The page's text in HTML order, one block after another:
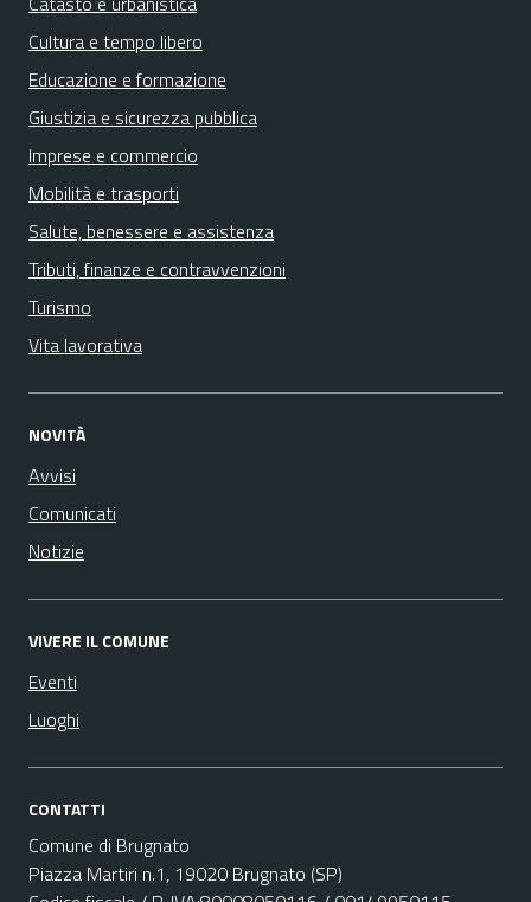
Cultura e tempo libero
Educazione e formazione
Giustizia e sicurezza pubblica
Imprese e commercio
Mobilità e trasporti
Salute, benessere e assistenza
Tributi, finanze e contravvenzioni
Turismo
Vita lavorativa
NOVITÀ
Avvisi
Comunicati
Notizie
VIVERE IL COMUNE
Eventi
Luoghi
CONTATTI
Comune di Brugnato
Piazza Martiri n.1, 19020 Brugnato (SP)